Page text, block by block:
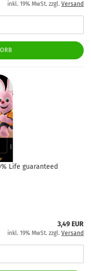
inkl. 19% MwSt. zzgl. Versand
Life guaranteed
3,49 EUR
inkl. 19% MwSt. zzgl. Versand